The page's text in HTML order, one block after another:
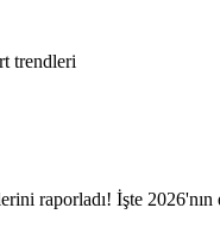
trendleri
raporladı! İşte